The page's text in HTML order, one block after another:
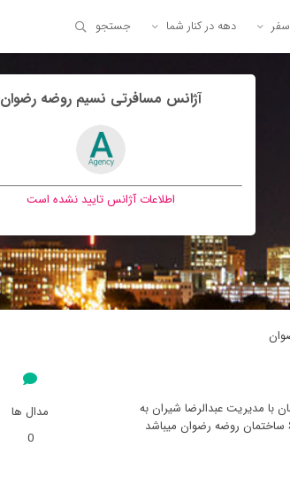
دهه در کنار شما جستجو
آژانس مسافرتی نسيم روضه رضوان
اطلاعات آژانس تایید نشده است
با مدیریت عبدالرضا شیران به
مدال ها
0